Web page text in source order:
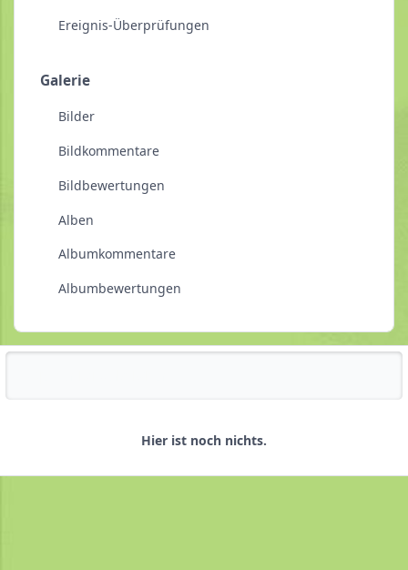
Ereignis-Überprüfungen
Galerie
Bilder
Bildkommentare
Bildbewertungen
Alben
Albumkommentare
Albumbewertungen
Hier ist noch nichts.